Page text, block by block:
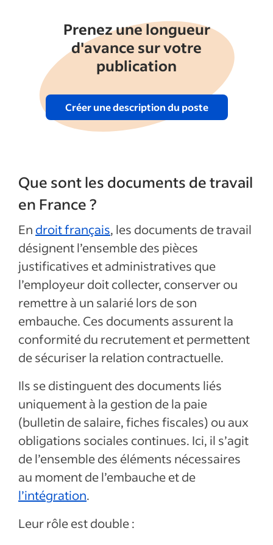
Prenez une longueur
d'avance sur votre
publication
Créer une description du poste
Que sont les documents de travail
en France ?
En droit français, les documents de travail
désignent l’ensemble des pièces
justificatives et administratives que
l’employeur doit collecter, conserver ou
remettre à un salarié lors de son
embauche. Ces documents assurent la
conformité du recrutement et permettent
de sécuriser la relation contractuelle.
Ils se distinguent des documents liés
uniquement à la gestion de la paie
(bulletin de salaire, fiches fiscales) ou aux
obligations sociales continues. Ici, il s’agit
de l’ensemble des éléments nécessaires
au moment de l’embauche et de
l’intégration.
Leur rôle est double :